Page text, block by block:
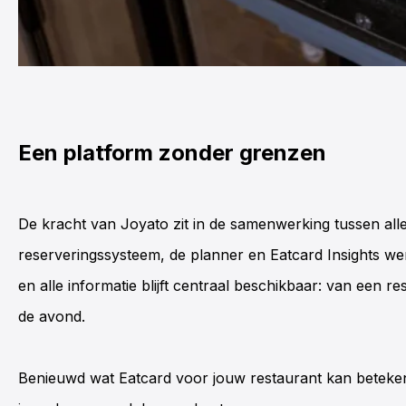
Een platform zonder grenzen
De kracht van Joyato zit in de samenwerking tussen
reserveringssysteem, de planner en Eatcard Insights
en alle informatie blijft centraal beschikbaar: van een
de avond.
Benieuwd wat Eatcard voor jouw restaurant kan